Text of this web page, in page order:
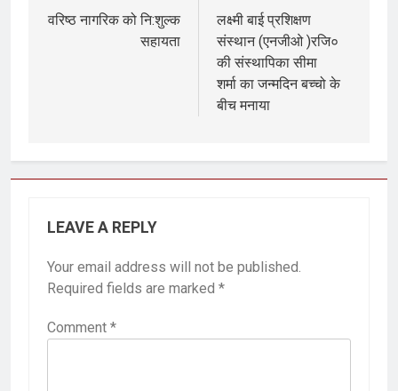
वरिष्ठ नागरिक को नि:शुल्क
सहायता
लक्ष्मी बाई प्रशिक्षण
संस्थान (एनजीओ )रजि०
की संस्थापिका सीमा
शर्मा का जन्मदिन बच्चो के
बीच मनाया
LEAVE A REPLY
Your email address will not be published.
Required fields are marked *
Comment *